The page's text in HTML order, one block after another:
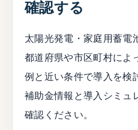
確認する
太陽光発電・家庭用蓄電
都道府県や市区町村によ
例と近い条件で導入を検
補助金情報と導入シミュ
確認ください。